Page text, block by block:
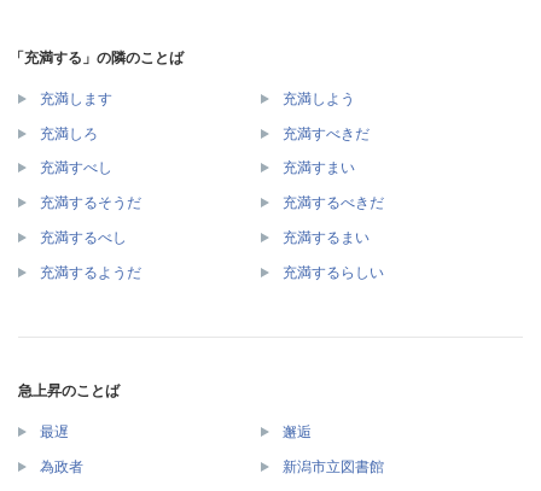
「充満する」の隣のことば
充満します 充満しよう
充満しろ 充満すべきだ
充満すべし 充満すまい
充満するそうだ 充満するべきだ
充満するべし 充満するまい
充満するようだ 充満するらしい
急上昇のことば
最遅 邂逅
為政者 新潟市立図書館